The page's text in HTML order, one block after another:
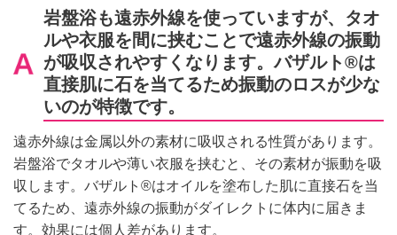
岩盤浴も遠赤外線を使っていますが、タオ
ルや衣服を間に挟むことで遠赤外線の振動
が吸収されやすくなります。バザルト®は
直接肌に石を当てるため振動のロスが少な
いのが特徴です。
遠赤外線は金属以外の素材に吸収される性質があります。
岩盤浴でタオルや薄い衣服を挟むと、その素材が振動を吸
収します。バザルト®はオイルを塗布した肌に直接石を当
てるため、遠赤外線の振動がダイレクトに体内に届きま
す。効果には個人差があります。